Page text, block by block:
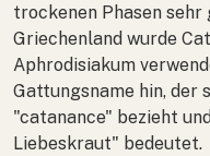
trockenen Phasen
Griechenland wurde
Aphrodisiakum
Gattungsname hin, der
"catanance" bezieht
Liebeskraut" bedeutet.